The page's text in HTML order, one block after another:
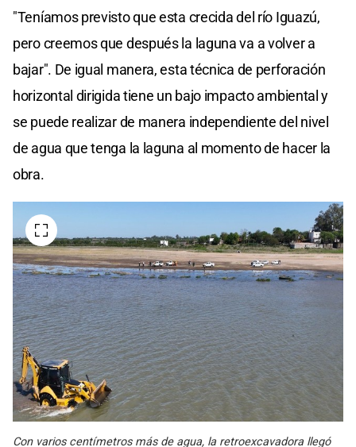
"Teníamos previsto que esta crecida del río Iguazú,
pero creemos que después la laguna va a volver a
bajar". De igual manera, esta técnica de perforación
horizontal dirigida tiene un bajo impacto ambiental y
se puede realizar de manera independiente del nivel
de agua que tenga la laguna al momento de hacer la
obra.
Con varios centímetros más de agua, la retroexcavadora llegó